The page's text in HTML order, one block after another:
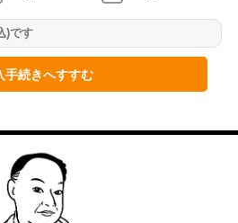
2月
8月 9月
11月
)です
手続きへすすむ